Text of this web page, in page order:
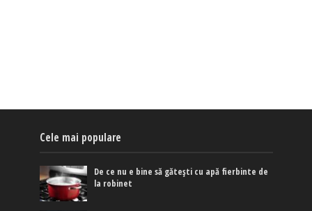
Cele mai populare
De ce nu e bine să gătești cu apă fierbinte de
la robinet